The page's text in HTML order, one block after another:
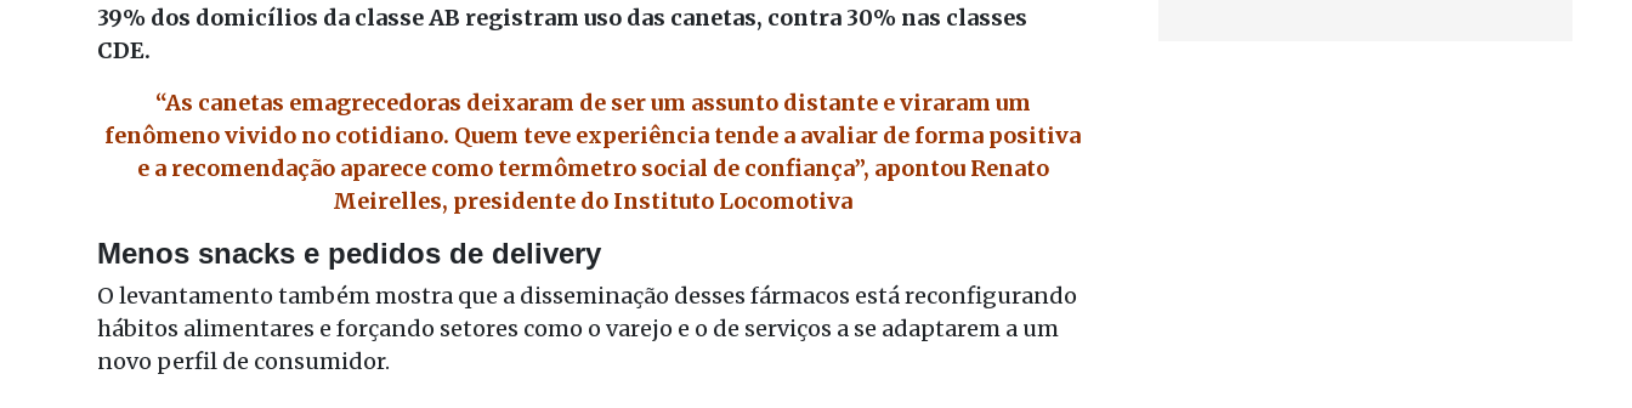
39% dos domicílios da classe AB registram uso das canetas, contra 30% nas classes
CDE.
“As canetas emagrecedoras deixaram de ser um assunto distante e viraram um
fenômeno vivido no cotidiano. Quem teve experiência tende a avaliar de forma positiva
e a recomendação aparece como termômetro social de confiança”, apontou Renato
Meirelles, presidente do Instituto Locomotiva
Menos snacks e pedidos de delivery
O levantamento também mostra que a disseminação desses fármacos está reconfigurando
hábitos alimentares e forçando setores como o varejo e o de serviços a se adaptarem a um
novo perfil de consumidor.